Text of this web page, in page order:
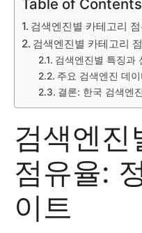
Table of Contents
검색엔진별 카테고리
검색엔진별 카테고리
검색엔진별 특징과
주요 검색엔진 데
결론: 한국 검색엔
검색엔진
점유율:
이트